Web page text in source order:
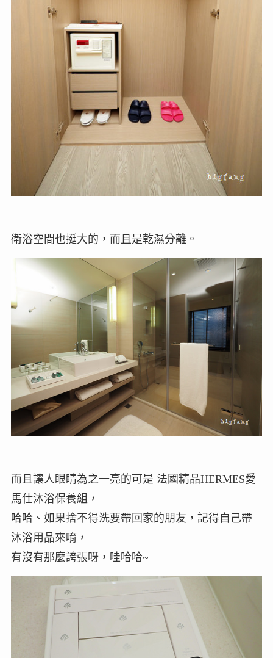
衛浴空間也挺大的，而且是乾濕分離。
而且讓人眼睛為之一亮的可是 法國精品HERMES愛
馬仕沐浴保養組，
哈哈、如果捨不得洗要帶回家的朋友，記得自己帶
沐浴用品來唷，
有沒有那麼誇張呀，哇哈哈~